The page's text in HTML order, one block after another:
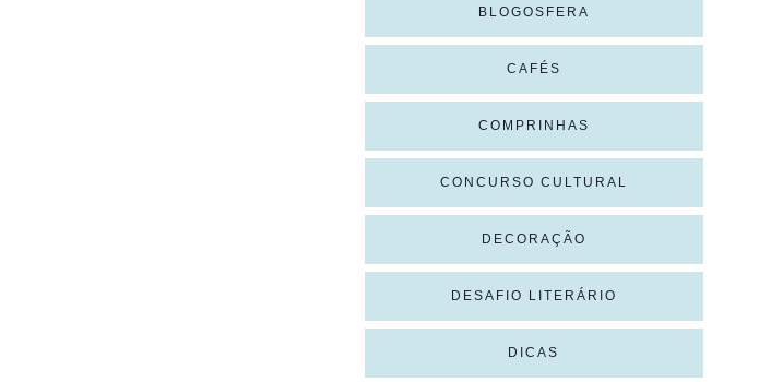
BLOGOSFERA
CAFÉS
COMPRINHAS
CONCURSO CULTURAL
DECORAÇÃO
DESAFIO LITERÁRIO
DICAS